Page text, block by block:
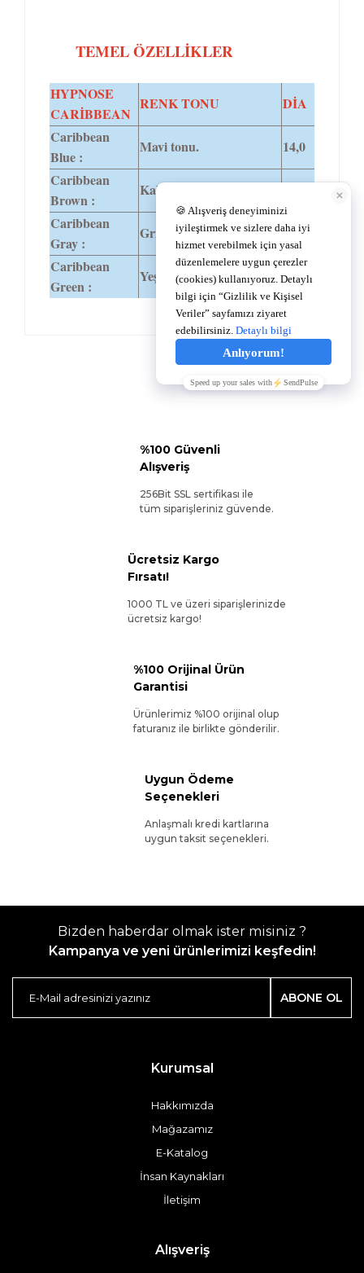
TEMEL ÖZELLİKLER
HYPNOSE
CARİBBEAN
RENK TONU
DİA
Caribbean
Blue :
Mavi tonu.
14,0
Caribbean
Brown :
Kahve- ela tonu.
Caribbean
Gray :
Gri tonu.
14,0
Caribbean
Green :
Yeşil-ela tonu. 14,0
%100 Güvenli
Alışveriş
256Bit SSL sertifikası ile
tüm siparişleriniz güvende.
Ücretsiz Kargo
Fırsatı!
1000 TL ve üzeri siparişlerinizde
ücretsiz kargo!
%100 Orijinal Ürün
Garantisi
Ürünlerimiz %100 orijinal olup
faturanız ile birlikte gönderilir.
Uygun Ödeme
Seçenekleri
Anlaşmalı kredi kartlarına
uygun taksit seçenekleri.
Bizden haberdar olmak ister misiniz ?
Kampanya ve yeni ürünlerimizi keşfedin!
ABONE OL
Kurumsal
Hakkımızda
Mağazamız
E-Katalog
İnsan Kaynakları
İletişim
Alışveriş